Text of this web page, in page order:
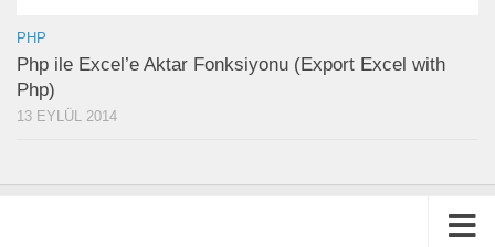
PHP
Php ile Excel’e Aktar Fonksiyonu (Export Excel with
Php)
13 EYLÜL 2014